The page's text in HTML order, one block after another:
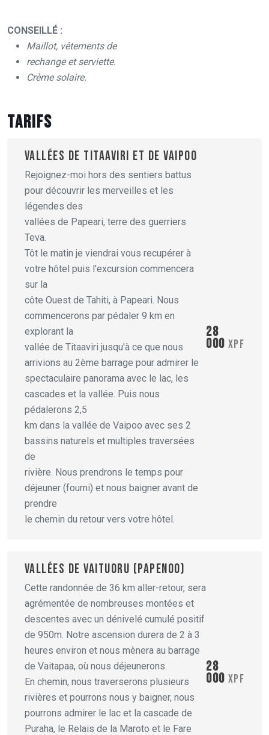
CONSEILLÉ :
Maillot, vêtements de
rechange et serviette.
Crème solaire.
Tarifs
VALLÉES DE TITAAVIRI ET DE VAIPOO
Rejoignez-moi hors des sentiers battus
pour découvrir les merveilles et les
légendes des
vallées de Papeari, terre des guerriers
Teva.
Tôt le matin je viendrai vous recupérer à
votre hôtel puis l'excursion commencera
sur la
côte Ouest de Tahiti, à Papeari. Nous
commencerons par pédaler 9 km en
explorant la
vallée de Titaaviri jusqu'à ce que nous
arrivions au 2ème barrage pour admirer le
spectaculaire panorama avec le lac, les
cascades et la vallée. Puis nous
pédalerons 2,5
km dans la vallée de Vaipoo avec ses 2
bassins naturels et multiples traversées
de
rivière. Nous prendrons le temps pour
déjeuner (fourni) et nous baigner avant de
prendre
le chemin du retour vers votre hôtel.
28
000 XPF
VALLÉES DE VAITUORU (PAPENOO)
Cette randonnée de 36 km aller-retour, sera
agrémentée de nombreuses montées et
descentes avec un dénivelé cumulé positif
de 950m. Notre ascension durera de 2 à 3
heures environ et nous mènera au barrage
de Vaitapaa, où nous déjeunerons.
En chemin, nous traverserons plusieurs
rivières et pourrons nous y baigner, nous
pourrons admirer le lac et la cascade de
Puraha, le Relais de la Maroto et le Fare
28
000 XPF